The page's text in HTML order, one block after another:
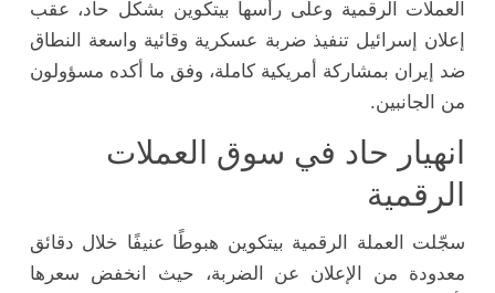
العملات الرقمية وعلى رأسها بيتكوين بشكل حاد، عقب
إعلان إسرائيل تنفيذ ضربة عسكرية وقائية واسعة النطاق
ضد إيران بمشاركة أمريكية كاملة، وفق ما أكده مسؤولون
من الجانبين.
انهيار حاد في سوق العملات
الرقمية
سجّلت العملة الرقمية بيتكوين هبوطًا عنيفًا خلال دقائق
معدودة من الإعلان عن الضربة، حيث انخفض سعرها